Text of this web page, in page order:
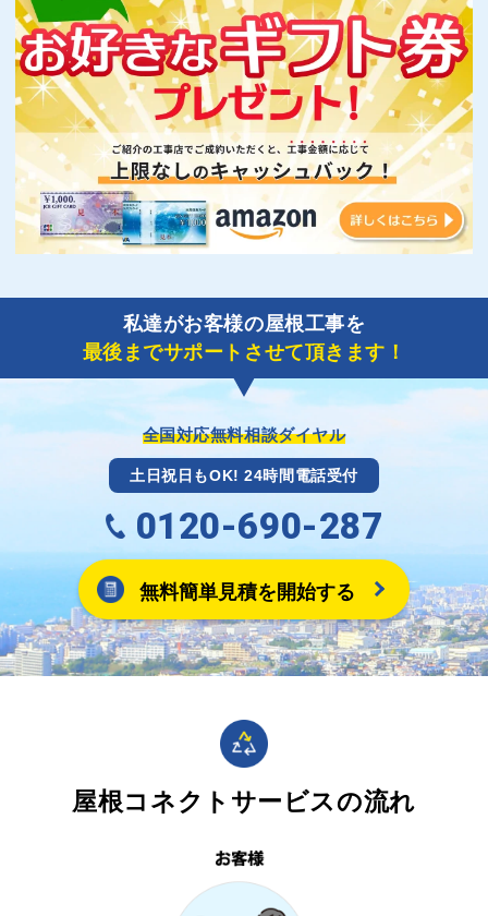
私達がお客様の屋根工事を
最後までサポートさせて頂きます！
全国対応無料相談ダイヤル
土日祝日もOK! 24時間電話受付
0120-690-287
無料簡単見積を開始する
屋根コネクトサービスの流れ